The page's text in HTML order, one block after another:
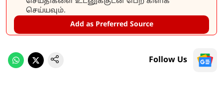
செய்யவும்.
Add as Preferred Source
Follow Us